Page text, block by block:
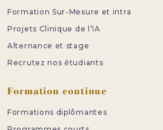
Formation Sur-Mesure et intra
Projets Clinique de l’IA
Alternance et stage
Recrutez nos étudiants
Formation continue
Formations diplômantes